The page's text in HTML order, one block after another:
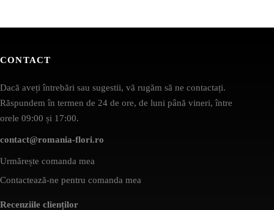
CONTACT
Dacă aveți întrebări sau sugestii, vă rugăm să ne contactați.
Răspundem în termen de 24 de ore, de luni până vineri, între
orele 09:00 și 17:00.
contact@romania-flori.ro
Urmărește comanda mea
Contactează-ne pentru comanda mea
Recenziile clienților